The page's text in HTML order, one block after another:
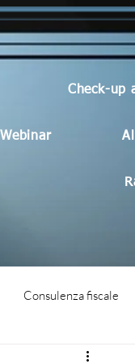
Check-up
Webinar
Consulenza fiscale